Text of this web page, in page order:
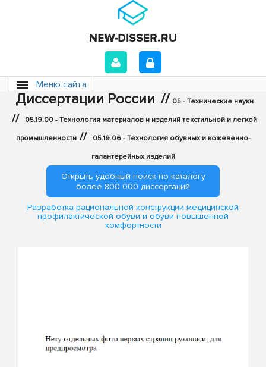
Меню сайта
Диссертации России // 05 - Технические науки
// 05.19.00 - Технология материалов и изделий текстильной и легкой
промышленности // 05.19.06 - Технология обувных и кожевенно-
галантерейных изделий
Открыть удобный поиск по каталогу
более 800 000 диссертаций
Разработка рациональной конструкции медицинской
профилактической обуви и обуви повышенной
комфортности